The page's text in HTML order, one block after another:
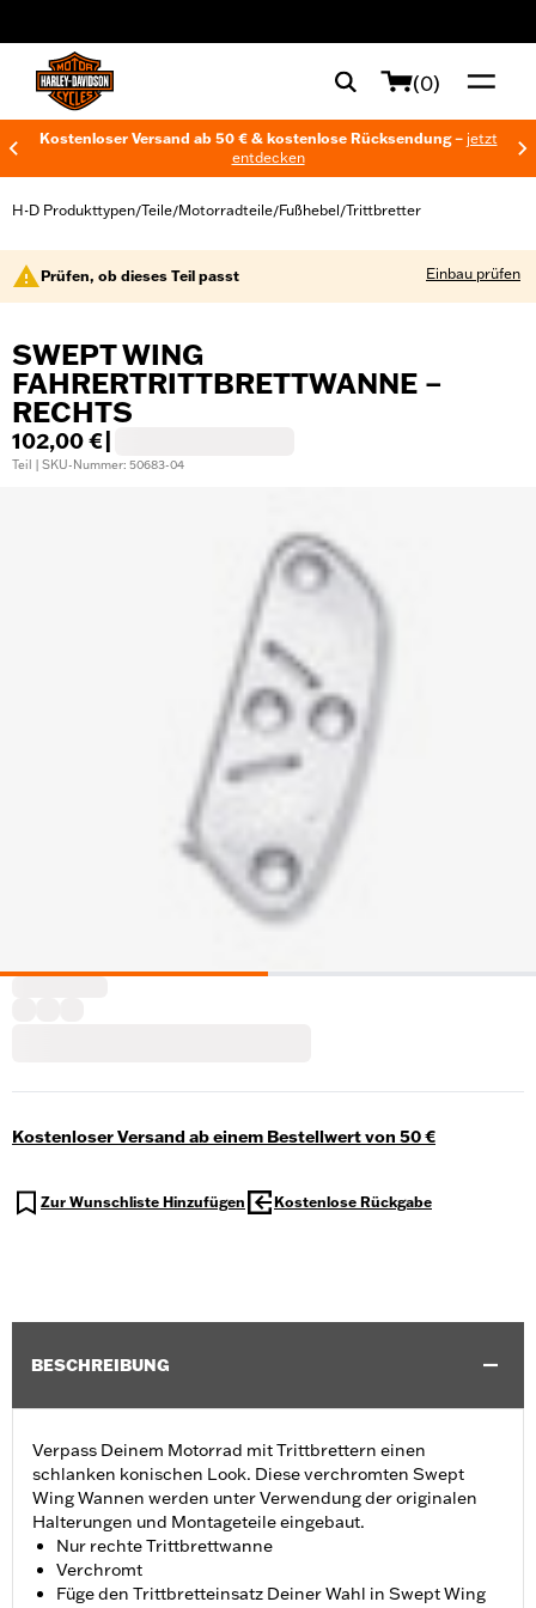
(0)
Kostenloser Versand ab 50 € & kostenlose Rücksendung – jetzt
entdecken
H-D Produkttypen/Teile/Motorradteile/Fußhebel/Trittbretter
Prüfen, ob dieses Teil passt Einbau prüfen
SWEPT WING
FAHRERTRITTBRETTWANNE –
RECHTS
102,00 €
Teil | SKU-Nummer: 50683-04
Kostenloser Versand ab einem Bestellwert von 50 €
Zur Wunschliste Hinzufügen Kostenlose Rückgabe
BESCHREIBUNG
Verpass Deinem Motorrad mit Trittbrettern einen
schlanken konischen Look. Diese verchromten Swept
Wing Wannen werden unter Verwendung der originalen
Halterungen und Montageteile eingebaut.
Nur rechte Trittbrettwanne
Verchromt
Füge den Trittbretteinsatz Deiner Wahl in Swept Wing